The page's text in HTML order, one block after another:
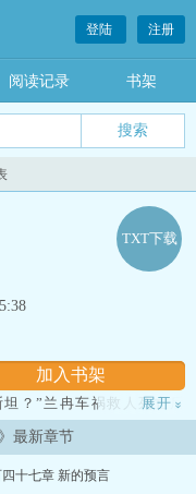
登陆 注册
阅读记录 书架
加入书架
TXT下载
？”兰冉车祸救人死亡后
被抛尸现场但是一刻也没
场的是——恶魔果实图鉴
恶魔果实能力美杜莎肆
展开 »
最新章节
十七章 新的预言